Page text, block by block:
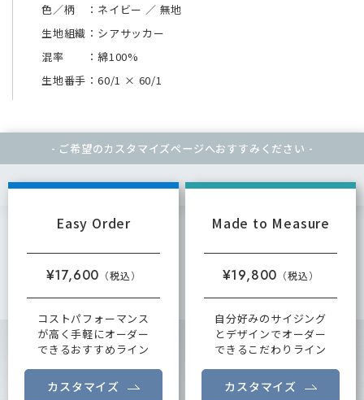
色／柄 ：ネイビー ／ 無地
生地組織：シアサッカー
混率 ：綿100%
生地番手：60/1 × 60/1
- ご希望のカスタマイズページへおすすみください -
Easy Order
¥17,600
コストパフォーマンス
が高く手軽にオーダー
できるおすすめライン
カスタマイズ
Made to Measure
¥19,800
自分好みのサイジング
とデザインでオーダー
できるこだわりライン
カスタマイズ